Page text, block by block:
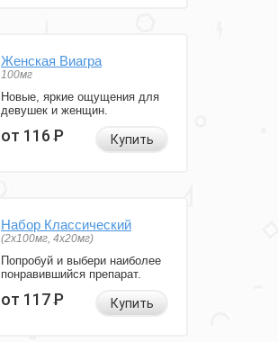
Женская Виагра
100мг
Новые, яркие ощущения для
девушек и женщин.
от 116Р Купить
Набор Классический
(2x100мг, 4x20мг)
Попробуй и выбери наиболее
понравившийся препарат.
от 117Р Купить